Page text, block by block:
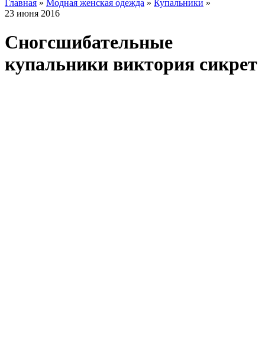
Главная » Модная женская одежда » Купальники »
23 июня 2016
Сногсшибательные
купальники виктория сикрет